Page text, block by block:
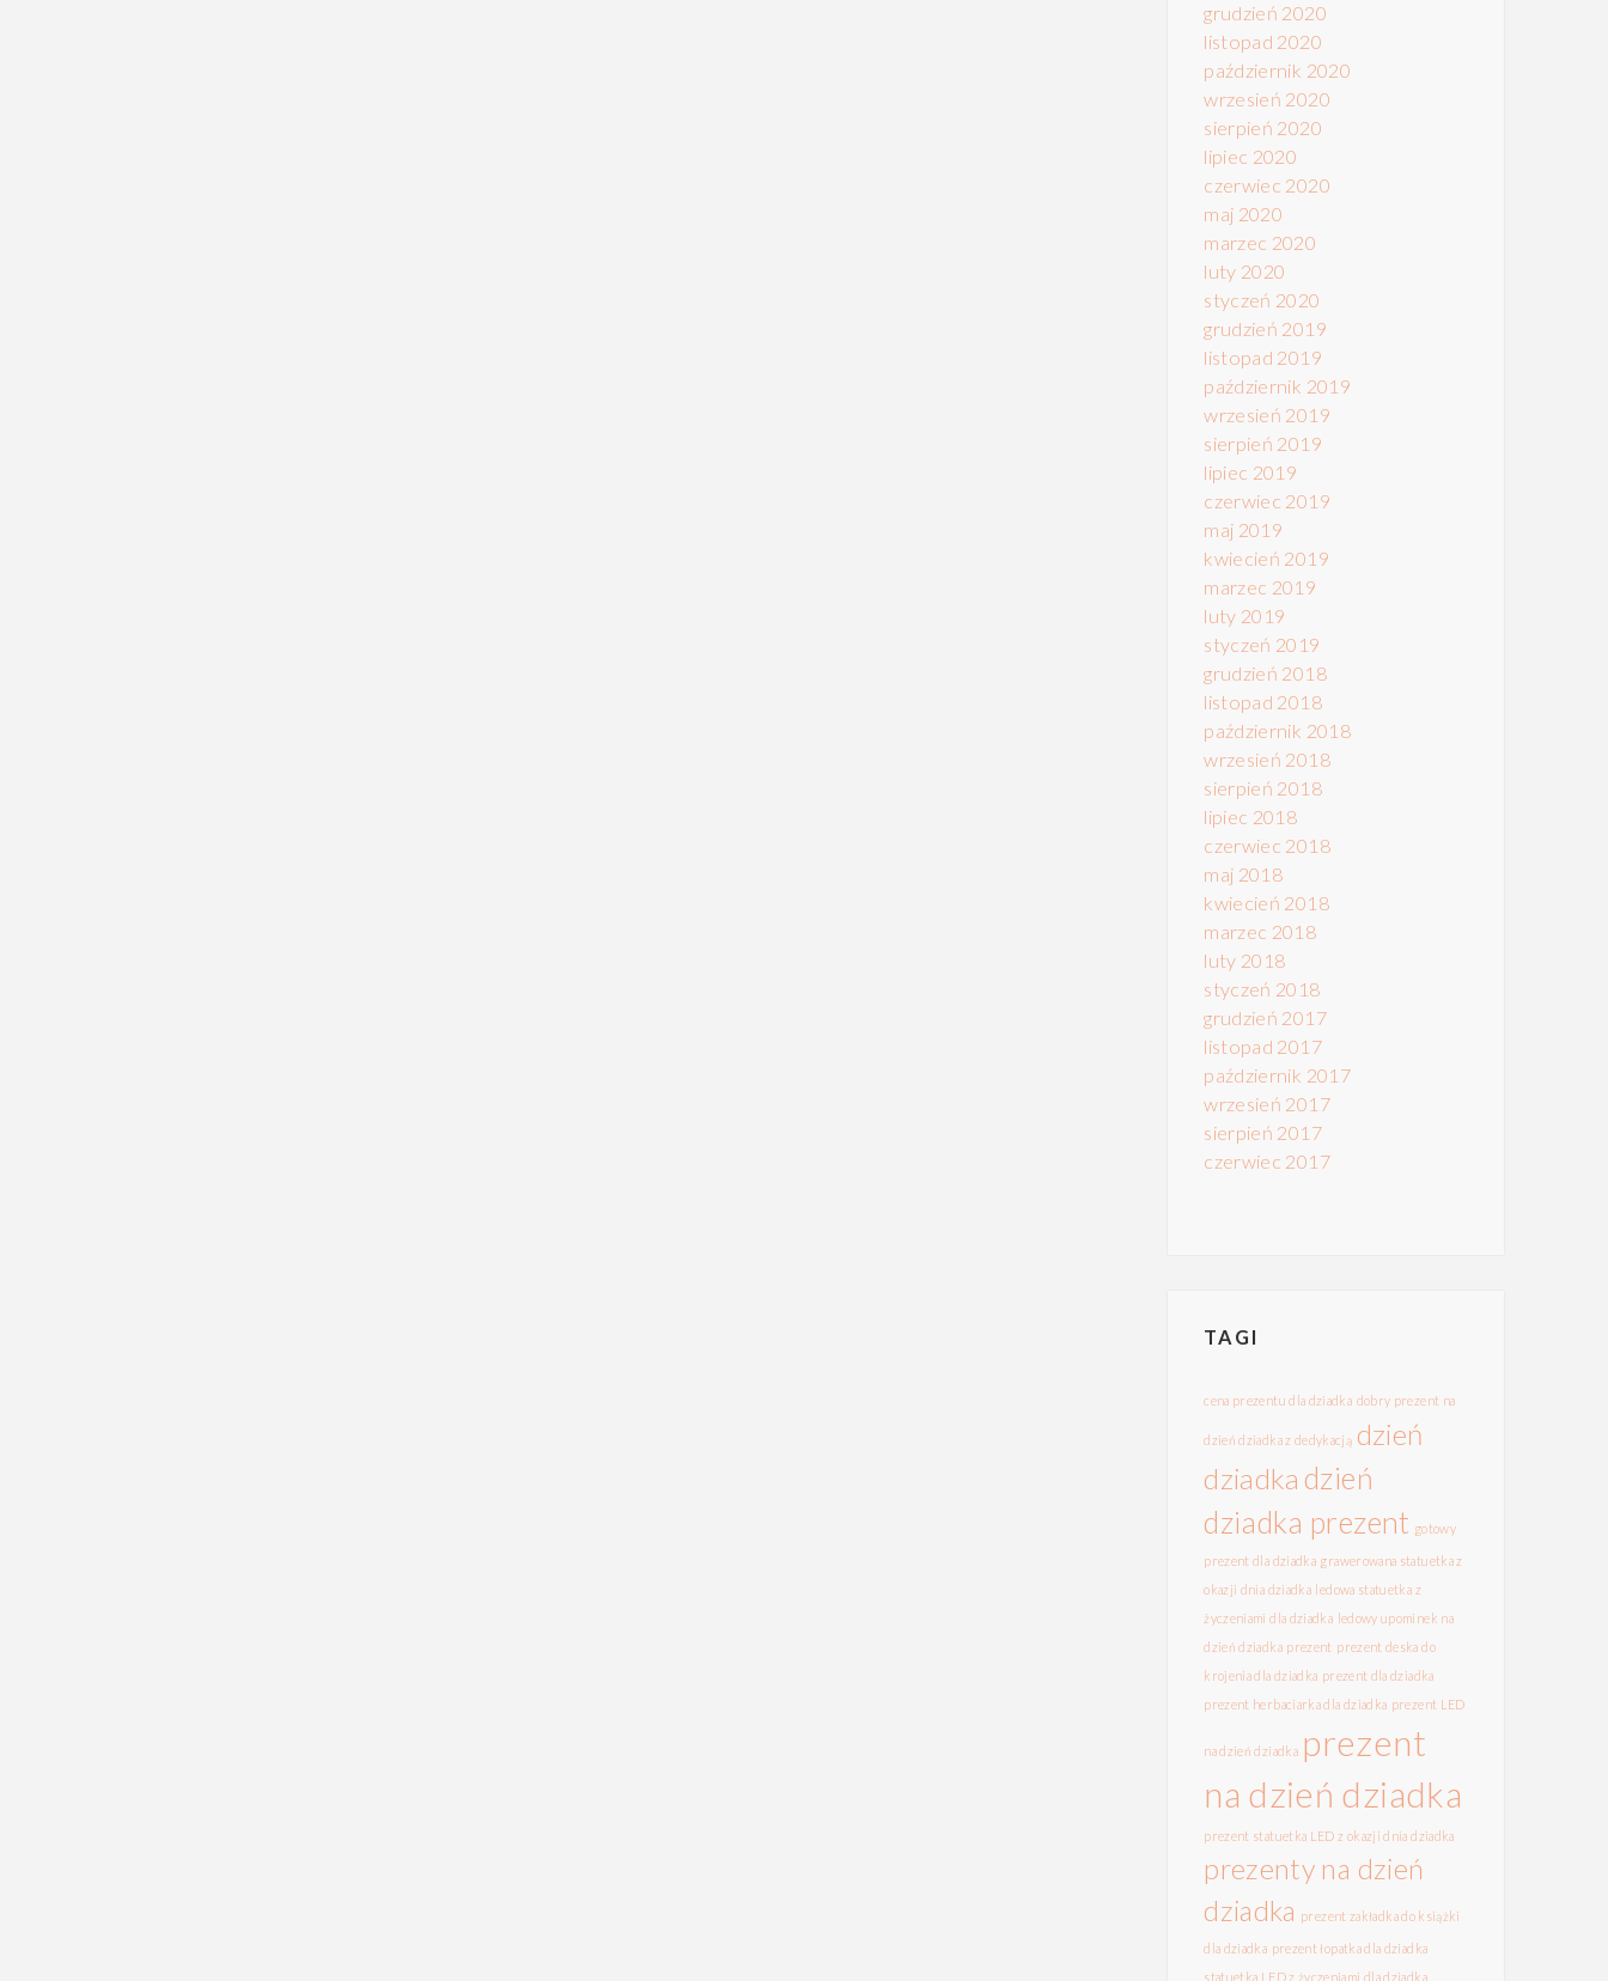
grudzień 2020
listopad 2020
październik 2020
wrzesień 2020
sierpień 2020
lipiec 2020
czerwiec 2020
maj 2020
marzec 2020
luty 2020
styczeń 2020
grudzień 2019
listopad 2019
październik 2019
wrzesień 2019
sierpień 2019
lipiec 2019
czerwiec 2019
maj 2019
kwiecień 2019
marzec 2019
luty 2019
styczeń 2019
grudzień 2018
listopad 2018
październik 2018
wrzesień 2018
sierpień 2018
lipiec 2018
czerwiec 2018
maj 2018
kwiecień 2018
marzec 2018
luty 2018
styczeń 2018
grudzień 2017
listopad 2017
październik 2017
wrzesień 2017
sierpień 2017
czerwiec 2017
TAGI
cena prezentu dla dziadka dobry prezent na
dzień dziadka z dedykacją dzień
dziadka dzień
dziadka prezent gotowy
prezent dla dziadka grawerowana statuetka z
okazji dnia dziadka ledowa statuetka z
życzeniami dla dziadka ledowy upominek na
dzień dziadka prezent prezent deska do
krojenia dla dziadka prezent dla dziadka
prezent herbaciarka dla dziadka prezent LED
na dzień dziadka prezent
na dzień dziadka
prezent statuetka LED z okazji dnia dziadka
prezenty na dzień
dziadka prezent zakładka do książki
dla dziadka prezent łopatka dla dziadka
statuetka LED z życzeniami dla dziadka